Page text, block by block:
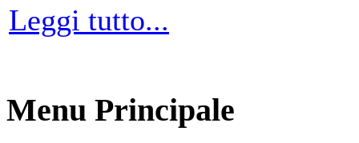
Leggi tutto...
Menu Principale